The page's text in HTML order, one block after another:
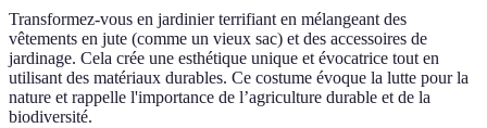
Transformez-vous en jardinier terrifiant en mélangeant des
vêtements en jute (comme un vieux sac) et des accessoires de
jardinage. Cela crée une esthétique unique et évocatrice tout en
utilisant des matériaux durables. Ce costume évoque la lutte pour la
nature et rappelle l'importance de l’agriculture durable et de la
biodiversité.